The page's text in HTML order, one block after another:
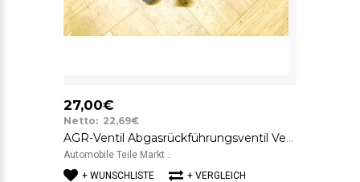
27,00€
Netto: 22,69€
AGR-Ventil Abgasrückführungsventil Ventil Ford Fiesta 5 V Siemens 2S6A9F716BA
Automobile Teile Markt ..
+ WUNSCHLISTE
+ VERGLEICH